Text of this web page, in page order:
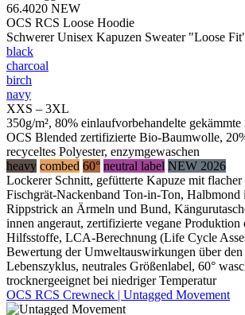
66.4020 NEW
OCS RCS Loose Hoodie
Schwerer Unisex Kapuzen Sweater "Loose
black
charcoal
birch
navy
XXS – 3XL
350g/m², 80% einlaufvorbehandelte gekämmte
OCS Blended zertifizierte Bio-Baumwolle,
recyceltes Polyester, enzymgewaschen
heavy combed 60° neutral label NEW 2026
Lockerer Schnitt, gefütterte Kapuze mit
Fischgrät-Nackenband Ton-in-Ton, Halbmond
Rippstrick an Ärmeln und Bund,
innen angeraut, zertifizierte vegane Produktion
Hilfsstoffe, LCA-Berechnung (Life Cycle
Bewertung der Umweltauswirkungen über den
Lebenszyklus, neutrales Größenlabel, 60°
trocknergeeignet bei niedriger Temperatur
OCS RCS Crewneck | Untagged Movement